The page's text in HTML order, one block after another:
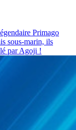
Primago
sous-marin, ils
par Agoji !